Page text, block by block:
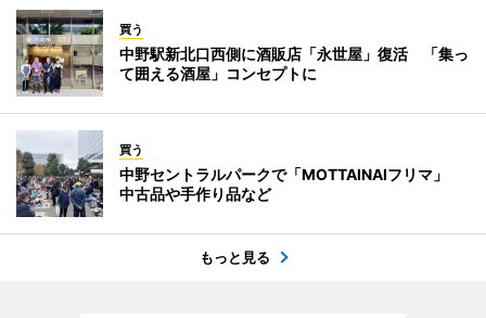
買う
中野駅新北口西側に酒販店「永世屋」復活 「集っ
て囲える酒屋」コンセプトに
買う
中野セントラルパークで「MOTTAINAIフリマ」
中古品や手作り品など
もっと見る